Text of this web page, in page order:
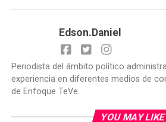
Edson.Daniel
Periodista del ámbito político
experiencia en diferentes medios de
de Enfoque TeVe.
YOU MAY LIKE